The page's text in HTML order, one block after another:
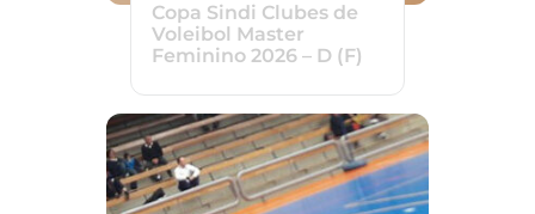
Copa Sindi Clubes de
Voleibol Master
Feminino 2026 – D (F)